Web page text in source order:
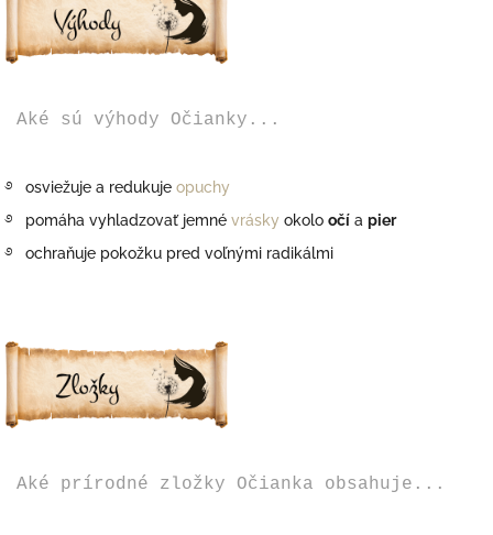
Aké sú výhody Očianky...
࿔ osviežuje a redukuje opuchy
࿔ pomáha vyhladzovať jemné vrásky okolo očí a pier
࿔ ochraňuje pokožku pred voľnými radikálmi
Aké prírodné zložky Očianka obsahuje...